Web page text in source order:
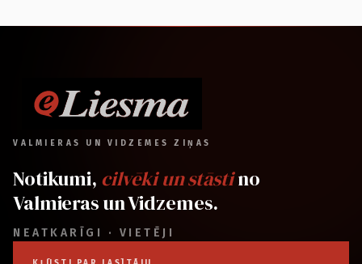
VALMIERAS UN VIDZEMES ZIŅAS
Notikumi, cilvēki un stāstino
Valmieras un Vidzemes.
NEATKARĪGI · VIETĒJI